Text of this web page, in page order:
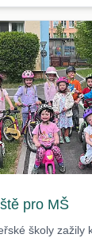
pro MŠ
školy zažily